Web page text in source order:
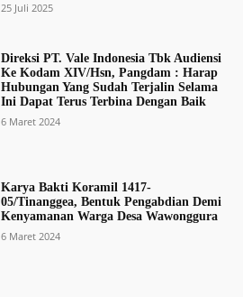
25 Juli 2025
Direksi PT. Vale Indonesia Tbk Audiensi
Ke Kodam XIV/Hsn, Pangdam : Harap
Hubungan Yang Sudah Terjalin Selama
Ini Dapat Terus Terbina Dengan Baik
6 Maret 2024
Karya Bakti Koramil 1417-
05/Tinanggea, Bentuk Pengabdian Demi
Kenyamanan Warga Desa Wawonggura
6 Maret 2024